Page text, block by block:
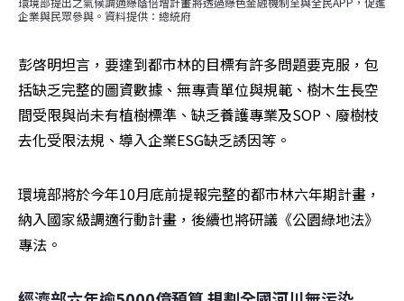
企業與民眾參與。資料提供：總統府
彭啓明坦言，要達到都市林的目標有許多問題要克服，包
括缺乏完整的圖資數據、無專責單位與規範、樹木生長空
間受限與尚未有植樹標準、缺乏養護專業及SOP、廢樹枝
去化受限法規、導入企業ESG缺乏誘因等。
環境部將於今年10月底前提報完整的都市林六年期計畫，
納入國家級調適行動計畫，後續也將研議《公園綠地法》
專法。